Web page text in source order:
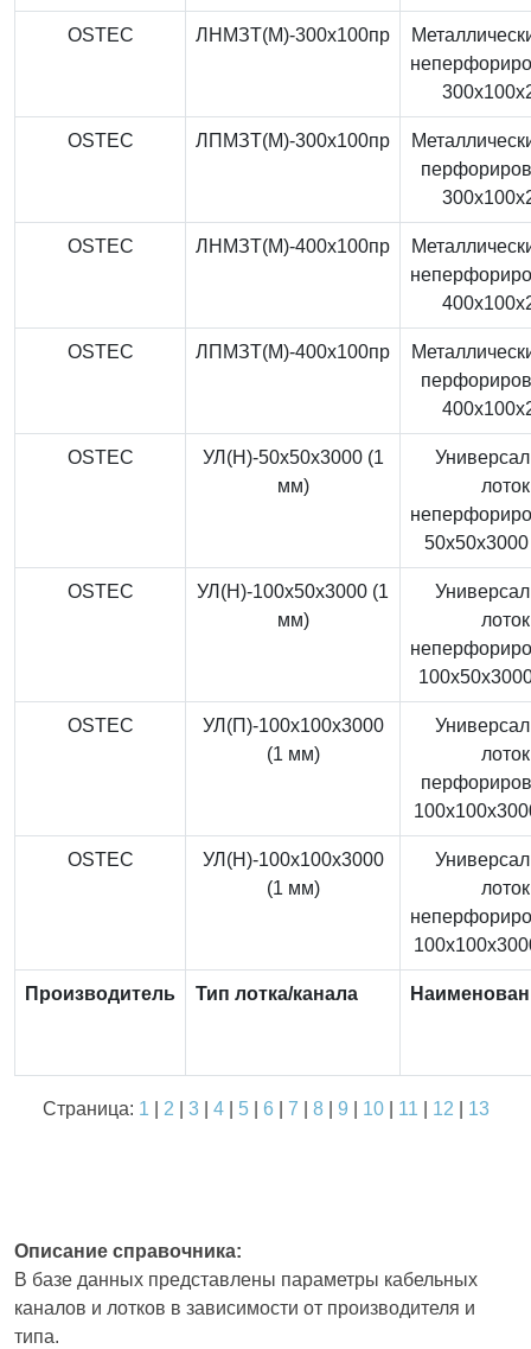
OSTEC ЛНМЗТ(М)-300x100пр
OSTEC ЛПМЗТ(М)-300x100пр
OSTEC ЛНМЗТ(М)-400x100пр
OSTEC ЛПМЗТ(М)-400x100пр
OSTEC
УЛ(Н)-50x50x3000 (1
мм)
лоток
OSTEC
УЛ(Н)-100x50x3000 (1
мм)
лоток
OSTEC
УЛ(П)-100x100x3000
(1 мм)
лоток
OSTEC
УЛ(Н)-100x100x3000
(1 мм)
лоток
Производитель Тип лотка/канала
Страница: 1 2 3| 4| 5| 6 7 8| 9 10| 11 12 13
Описание справочника:
В базе данных представлены параметры кабельных
каналов и лотков в зависимости от производителя и
типа.